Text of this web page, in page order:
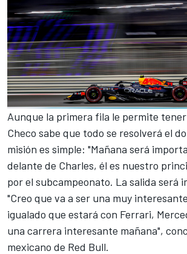
Aunque la primera fila le permite
Checo sabe que todo se resolverá el
misión es simple: "Mañana será
delante de Charles, él es nuestro
por el subcampeonato. La salida será
"Creo que va a ser una muy
igualado que estará con Ferrari,
una carrera interesante mañana",
mexicano de Red Bull.